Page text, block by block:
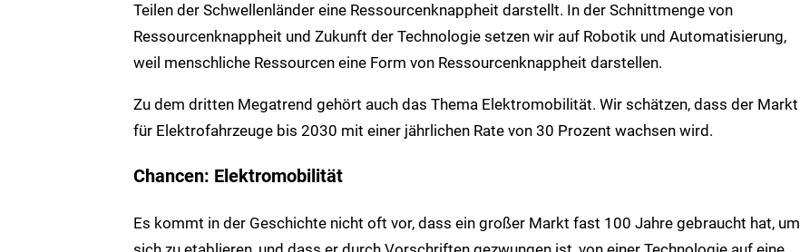
Teilen der Schwellenländer eine Ressourcenknappheit darstellt. In der Schnittmenge von
Ressourcenknappheit und Zukunft der Technologie setzen wir auf Robotik und Automatisierung,
weil menschliche Ressourcen eine Form von Ressourcenknappheit darstellen.
Zu dem dritten Megatrend gehört auch das Thema Elektromobilität. Wir schätzen, dass der Markt
für Elektrofahrzeuge bis 2030 mit einer jährlichen Rate von 30 Prozent wachsen wird.
Chancen: Elektromobilität
Es kommt in der Geschichte nicht oft vor, dass ein großer Markt fast 100 Jahre gebraucht hat, um